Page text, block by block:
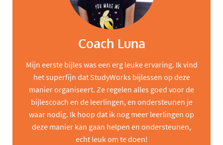
Coach Luna
Mijn eerste bijles was een erg leuke ervaring. Ik vind
het superfijn dat StudyWorks bijlessen op deze
manier organiseert. Ze regelen alles goed voor de
bijlescoach en de leerlingen, en ondersteunen je
waar nodig. Ik hoop dat ik nog meer leerlingen op
deze manier kan gaan helpen en ondersteunen,
echt leuk om te doen!